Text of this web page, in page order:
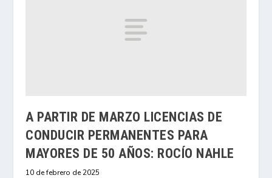
A PARTIR DE MARZO LICENCIAS DE
CONDUCIR PERMANENTES PARA
MAYORES DE 50 AÑOS: ROCÍO NAHLE
10 de febrero de 2025